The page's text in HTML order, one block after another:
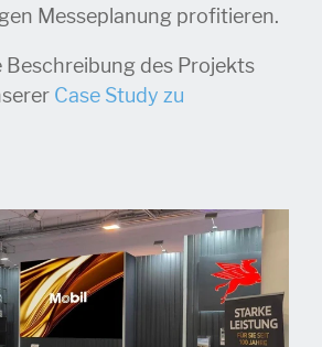
Messeplanung profitieren.
Beschreibung des Projekts
Case Study zu